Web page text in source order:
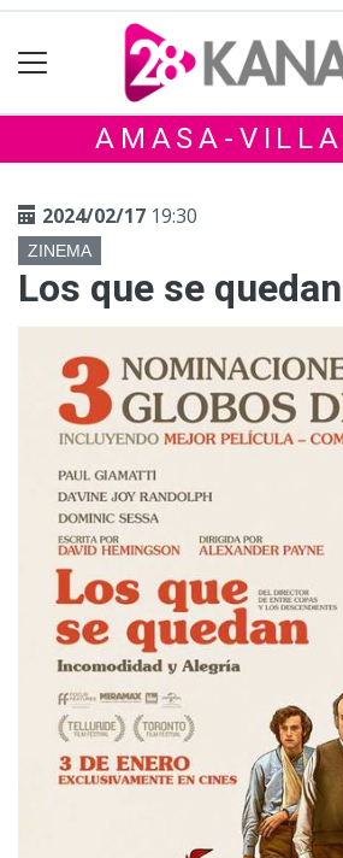
AMASA-
2024/02/17 19:30
ZINEMA
Los que se quedan